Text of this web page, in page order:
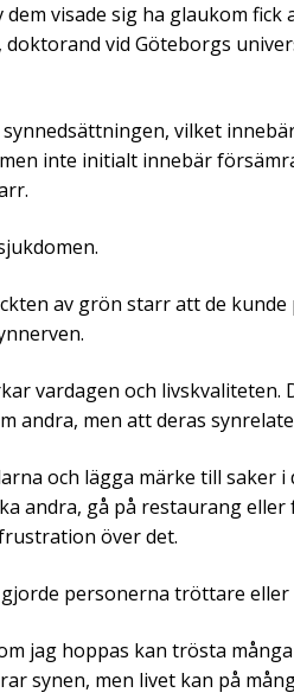
visade sig ha glaukom
, doktorand vid Göteborgs
vilket
inte initialt innebär
av grön starr att de
vardagen och livskvaliteten.
andra, men att deras
och lägga märke till saker
andra, gå på restaurang eller
över det.
personerna tröttare eller
jag hoppas kan trösta
synen, men livet kan på